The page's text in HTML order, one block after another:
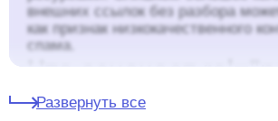
внешних ссылок без разбора
как признак низкокачественного
спама.
Что означает
Атрибут
передавать ссылочный вес по
Развернуть все